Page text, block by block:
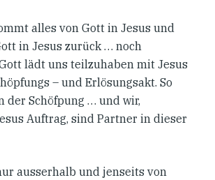
alles von Gott in Jesus und
in Jesus zurück … noch
lädt uns teilzuhaben mit Jesus
– und Erlösungsakt. So
der Schöfpung … und wir,
Auftrag, sind Partner in dieser
ausserhalb und jenseits von